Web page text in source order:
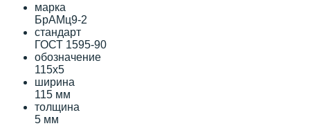
марка
БрАМц9-2
стандарт
ГОСТ 1595-90
обозначение
115х5
ширина
115 мм
толщина
5 мм